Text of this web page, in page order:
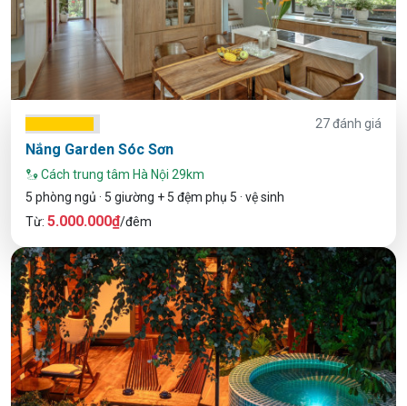
27 đánh giá
Nắng Garden Sóc Sơn
Cách trung tâm Hà Nội 29km
5 phòng ngủ · 5 giường + 5 đệm phụ 5 · vệ sinh
Từ: 5.000.000₫/đêm